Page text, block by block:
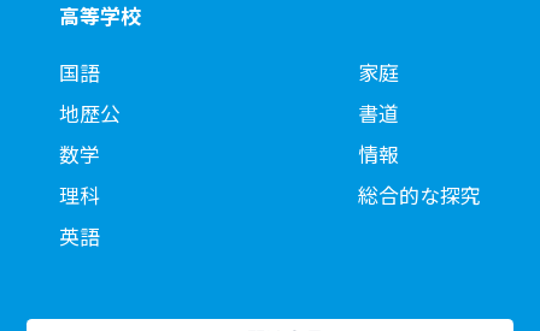
高等学校
国語
地歴公
数学
理科
英語
家庭
書道
情報
総合的な探究